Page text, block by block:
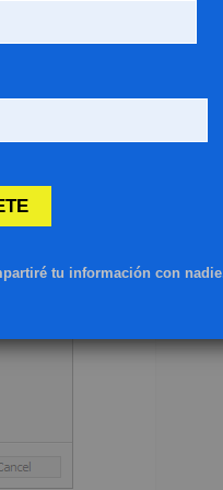
tu información con